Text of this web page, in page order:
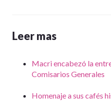
Leer mas
Macri encabezó la
Comisarios Generales
Homenaje a sus cafés